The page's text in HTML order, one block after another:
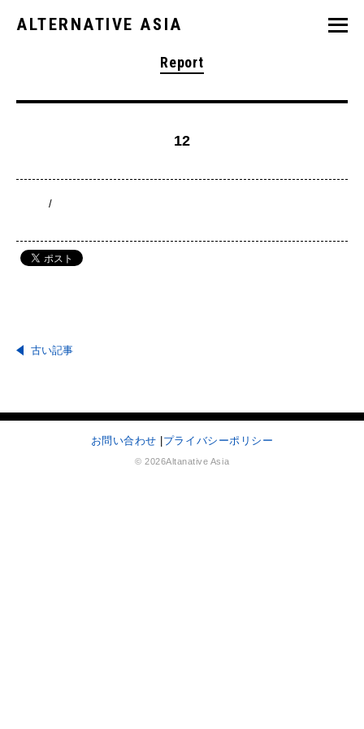
ALTERNATIVE ASIA
Report
12
/
古い記事
お問い合わせ プライバシーポリシー
© 2026Altanative Asia